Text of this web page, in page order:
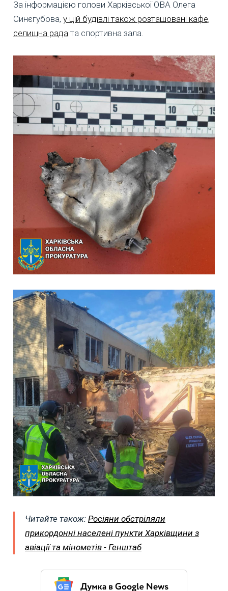
За інформацією голови Харківської ОВА Олега
Синєгубова, у цій будівлі також розташовані кафе,
селищна рада та спортивна зала.
Читайте також: Росіяни обстріляли
прикордонні населені пункти Харківщини з
авіації та мінометів - Генштаб